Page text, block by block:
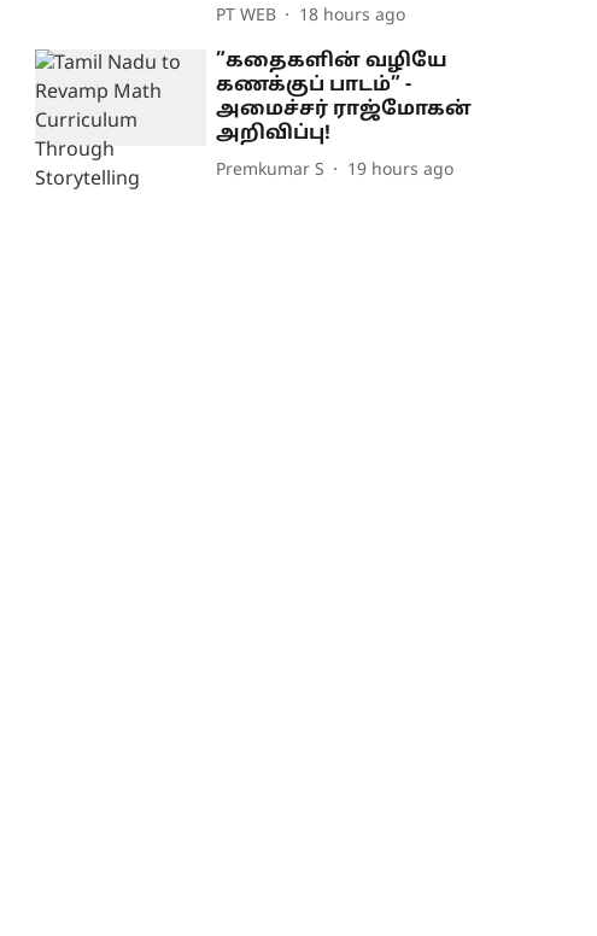
PT WEB 18 hours ago
”கதைகளின் வழியே
கணக்குப் பாடம்” -
அமைச்சர் ராஜ்மோகன்
அறிவிப்பு!
Premkumar S 19 hours ago